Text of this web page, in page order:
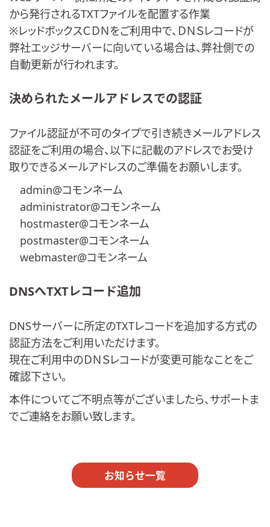
から発行されるTXTファイルを配置する作業
※レッドボックスＣＤＮをご利用中で、ＤＮＳレコードが
弊社エッジサーバーに向いている場合は、弊社側での
自動更新が行われます。
決められたメールアドレスでの認証
ファイル認証が不可のタイプで引き続きメールアドレス
認証をご利用の場合、以下に記載のアドレスでお受け
取りできるメールアドレスのご準備をお願いします。
admin@コモンネーム
administrator@コモンネーム
hostmaster@コモンネーム
postmaster@コモンネーム
webmaster@コモンネーム
DNSへTXTレコード追加
DNSサーバーに所定のTXTレコードを追加する方式の
認証方法をご利用いただけます。
現在ご利用中のＤＮＳレコードが変更可能なことをご
確認下さい。
本件についてご不明点等がございましたら、サポートま
でご連絡をお願い致します。
お知らせ一覧